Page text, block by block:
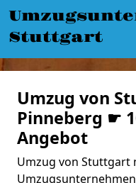
Stuttgart
Umzug von
Pinneberg ☛
Angebot
Umzug von Stuttgart